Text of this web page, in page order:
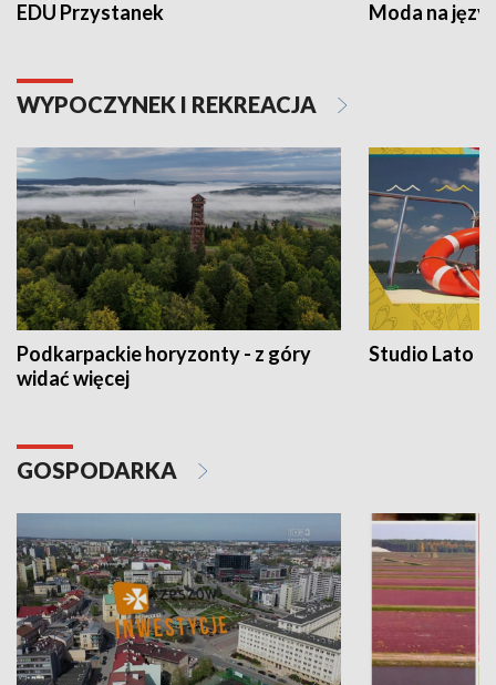
EDU Przystanek Moda na
WYPOCZYNEK I REKREACJA
Podkarpackie horyzonty - z góry
widać więcej
Studio Lato
GOSPODARKA